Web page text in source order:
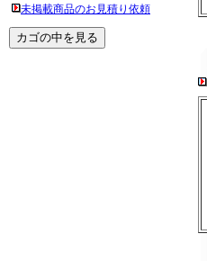
未掲載商品のお見積り依頼